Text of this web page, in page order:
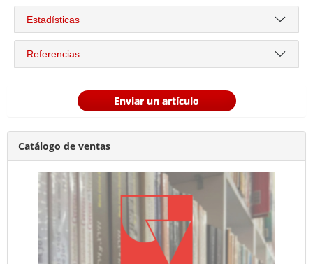
Estadísticas
Referencias
Enviar un artículo
Catálogo de ventas